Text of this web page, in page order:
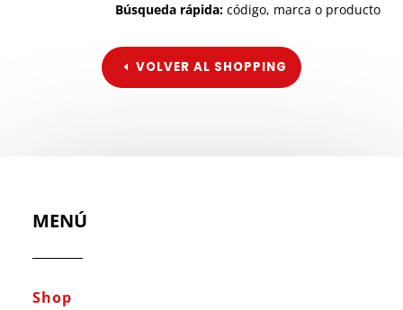
Búsqueda rápida: código, marca o producto
VOLVER AL SHOPPING
MENÚ
Shop